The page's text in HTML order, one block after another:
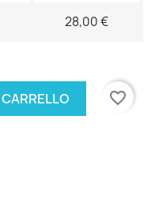
28,00 €
favorite_border